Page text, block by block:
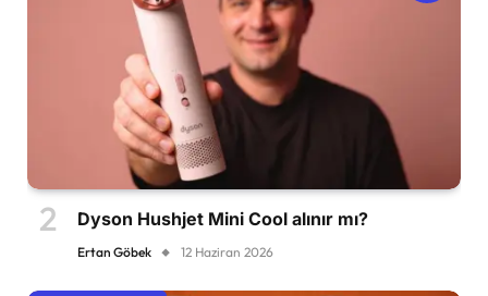
Dyson Hushjet Mini Cool alınır mı?
Ertan Göbek 12 Haziran 2026